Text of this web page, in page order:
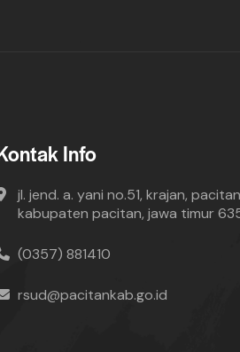
Info
jl. jend. a. yani no.51, krajan,
kabupaten pacitan, jawa timur
(0357) 881410
rsud@pacitankab.go.id